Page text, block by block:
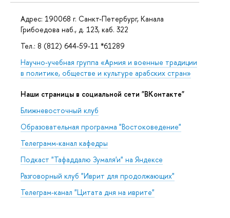
Адрес: 190068 г. Санкт-Петербург, Канала
Грибоедова наб., д. 123, каб. 322
Тел.: 8 (812) 644-59-11 *61289
Научно-учебная группа «Армия и военные традиции
в политике, обществе и культуре арабских стран»
Наши страницы в социальной сети "ВКонтакте"
Ближневосточный клуб
Образовательная программа "Востоковедение"
Телеграмм-канал кафедры
Подкаст "Тафаддалю Зумаля'и" на Яндексе
Разговорный клуб "Иврит для продолжающих"
Телеграм-канал "Цитата дня на иврите"